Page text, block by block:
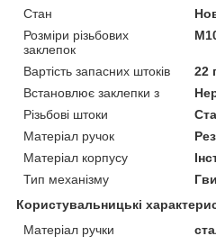
Стан
Розміри різьбових
заклепок
Вартість запасних штоків
22
Встановлює заклепки з
Різьбові штоки
Матеріал ручок
Матеріал корпусу
Тип механізму
Користувальницькі
Матеріал ручки